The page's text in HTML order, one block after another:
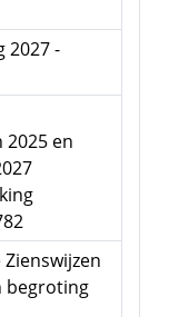
2027 -
en
begroting